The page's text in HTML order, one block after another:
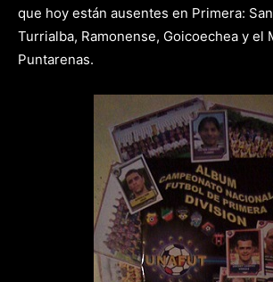
que hoy están ausentes en Primera:
Turrialba, Ramonense, Goicoechea y el
Puntarenas.